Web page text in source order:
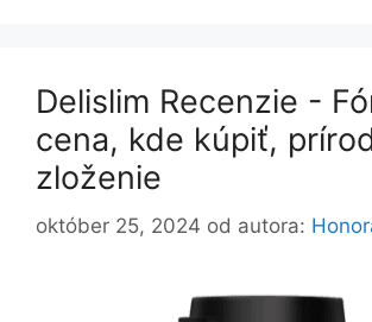
Delislim Recenzie -
cena, kde kúpiť,
zloženie
október 25, 2024 od autora: